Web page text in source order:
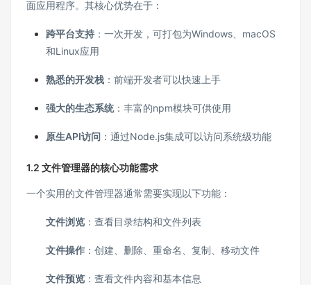
面应用程序。其核心优势在于：
跨平台支持 ：一次开发，可打包为Windows、macOS
和Linux应用
熟悉的开发栈 ：前端开发者可以快速上手
强大的生态系统：丰富的npm模块可供使用
原生API访问 ：通过Node.js集成可以访问系统级功能
1.2 文件管理器的核心功能需求
一个实用的文件管理器通常需要实现以下功能：
文件浏览 ：查看目录结构和文件列表
文件操作 ：创建、删除、重命名、复制、移动文件
文件预览 ：查看文件内容和基本信息